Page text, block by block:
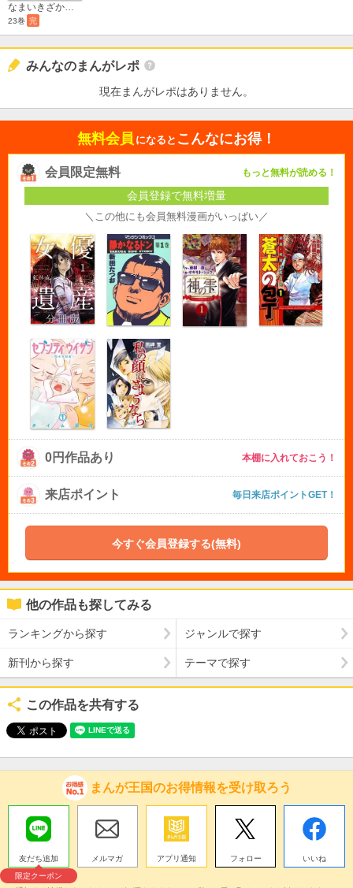
なまいきざかり。
23巻 完
みんなのまんがレポ
現在まんがレポはありません。
無料会員 になると こんなにお得！
会員限定無料 もっと無料が読める！
会員登録で無料増量
＼この他にも会員無料漫画がいっぱい／
0円作品あり 本棚に入れておこう！
来店ポイント 毎日来店ポイントGET！
今すぐ会員登録する(無料)
他の作品も探してみる
ランキングから探す ジャンルで探す
新刊から探す テーマで探す
この作品を共有する
まんが王国のお得情報を受け取ろう
友だち追加
限定クーポン
メルマガ アプリ通知 フォロー いいね